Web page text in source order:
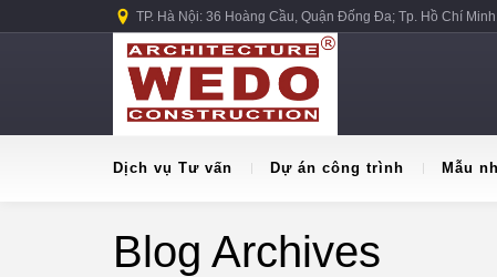
TP. Hà Nội: 36 Hoàng Cầu, Quận Đống Đa; Tp. Hồ Chí
Dịch vụ Tư vấn Dự án công trình Mẫu
Blog Archives